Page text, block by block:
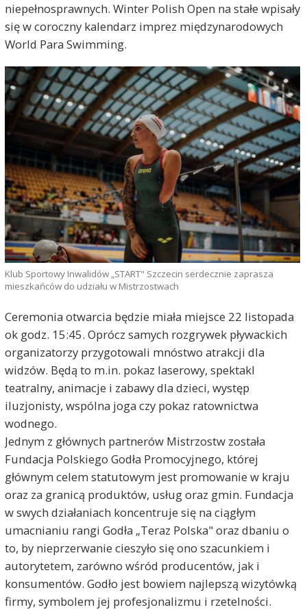
niepełnosprawnych. Winter Polish Open na stałe wpisały
się w coroczny kalendarz imprez międzynarodowych
World Para Swimming.
Klub Sportowy Inwalidów „START" Szczecin serdecznie zaprasza
mieszkańców do udziału w Mistrzostwach
Ceremonia otwarcia będzie miała miejsce 22 listopada
ok godz. 15:45. Oprócz samych rozgrywek pływackich
organizatorzy przygotowali mnóstwo atrakcji dla
widzów. Będą to m.in. pokaz laserowy, spektakl
teatralny, animacje i zabawy dla dzieci, występ
iluzjonisty, wspólna joga czy pokaz ratownictwa
wodnego.
Jednym z głównych partnerów Mistrzostw została
Fundacja Polskiego Godła Promocyjnego, której
głównym celem statutowym jest promowanie w kraju
oraz za granicą produktów, usług oraz gmin. Fundacja
w swych działaniach koncentruje się na ciągłym
umacnianiu rangi Godła „Teraz Polska" oraz dbaniu o
to, by nieprzerwanie cieszyło się ono szacunkiem i
autorytetem, zarówno wśród producentów, jak i
konsumentów. Godło jest bowiem najlepszą wizytówką
firmy, symbolem jej profesjonalizmu i rzetelności.